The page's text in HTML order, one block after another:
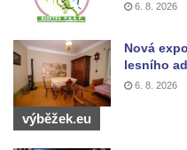
Sloup Panny Marie na
Vladislava ve Velvarech
Sloup Nejsvětější Trojice
čp. 174 na návsi v
Sloup svatého Floriána a
6. 8. 2026
Nová
lesního
6. 8. 2026
výběžek.eu